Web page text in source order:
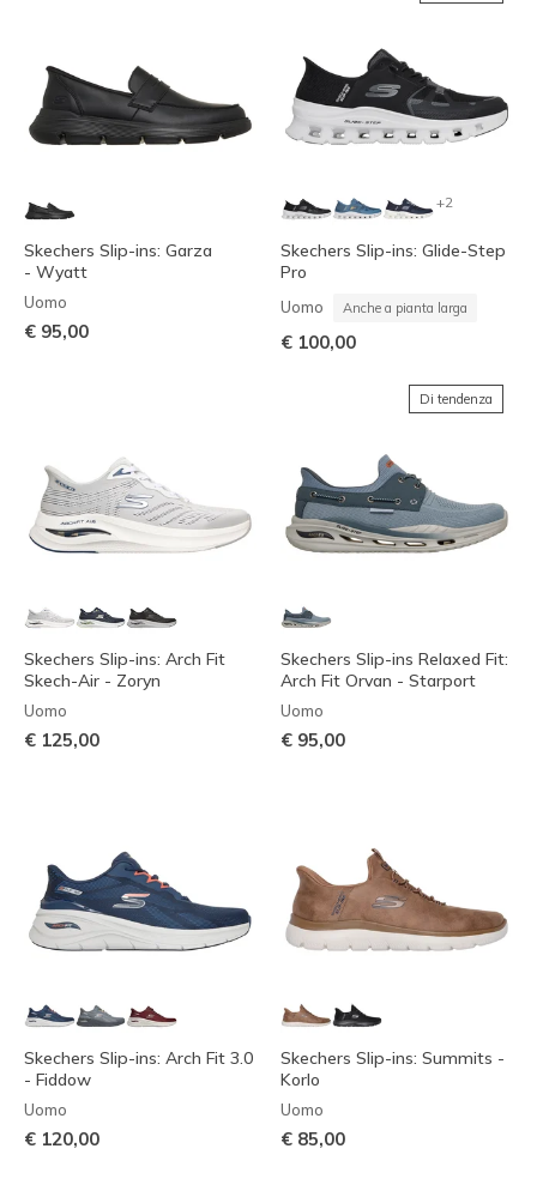
Skechers Slip-ins: Garza
- Wyatt
Uomo
€ 95,00
+2
Skechers Slip-ins: Glide-Step
Pro
Uomo Anche a pianta larga
€ 100,00
Skechers Slip-ins: Arch Fit
Skech-Air - Zoryn
Uomo
€ 125,00
Di tendenza
Skechers Slip-ins Relaxed Fit:
Arch Fit Orvan - Starport
Uomo
€ 95,00
Skechers Slip-ins: Arch Fit 3.0
- Fiddow
Uomo
€ 120,00
Skechers Slip-ins: Summits -
Korlo
Uomo
€ 85,00